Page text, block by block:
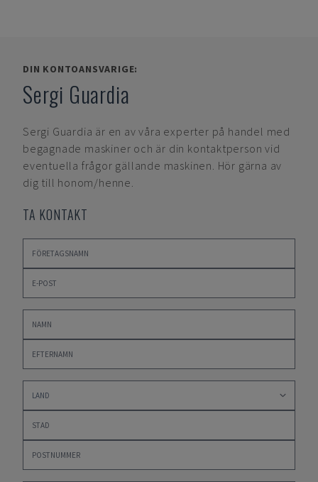
DIN KONTOANSVARIGE:
Sergi Guardia
Sergi Guardia är en av våra experter på handel med
begagnade maskiner och är din kontaktperson vid
eventuella frågor gällande maskinen. Hör gärna av
dig till honom/henne.
TA KONTAKT